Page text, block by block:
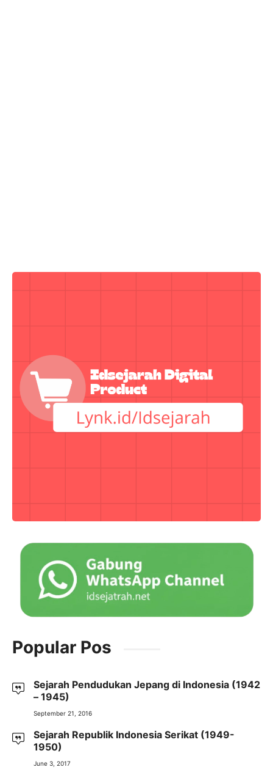
Popular Pos
Sejarah Pendudukan Jepang di Indonesia (1942
– 1945)
September 21, 2016
Sejarah Republik Indonesia Serikat (1949-
1950)
June 3, 2017